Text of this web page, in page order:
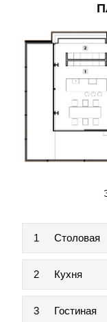
1 Столовая
2 Кухня
3 Гостиная